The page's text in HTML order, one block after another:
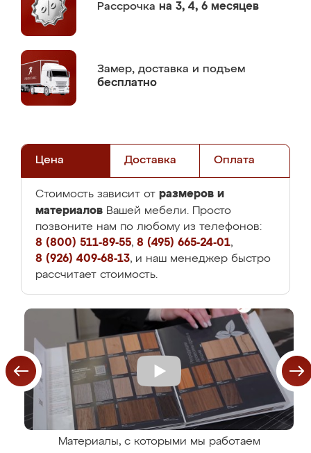
Рассрочка на 3, 4, 6 месяцев
Замер, доставка и подъем
бесплатно
Цена Доставка Оплата
Стоимость зависит от размеров и
материалов Вашей мебели. Просто
позвоните нам по любому из телефонов:
8 (800) 511-89-55, 8 (495) 665-24-01,
8 (926) 409-68-13, и наш менеджер быстро
рассчитает стоимость.
Материалы, с которыми мы работаем